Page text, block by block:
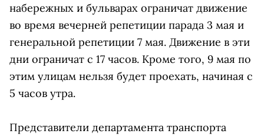
набережных и бульварах ограничат движение
во время вечерней репетиции парада 3 мая и
генеральной репетиции 7 мая. Движение в эти
дни ограничат с 17 часов. Кроме того, 9 мая по
этим улицам нельзя будет проехать, начиная с
5 часов утра.
Представители департамента транспорта